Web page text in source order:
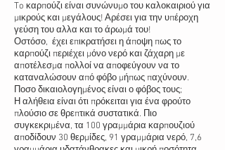
To καρπούζι είναι συνώνυμο του καλοκαιριού για
μικρούς και μεγάλους! Αρέσει για την υπέροχη
γεύση του αλλα και το άρωμά του!
Οστόσο, έχει επικρατήσει η άποψη πως το
καρπούζι περιέχει μόνο νερό και ζάχαρη με
αποτέλεσμα πολλοί να αποφεύγουν να το
καταναλώσουν από φόβο μήπως παχύνουν.
Ποσο δικαιολογημένος είναι ο φόβος τους;
Η αλήθεια είναι ότι πρόκειται για ένα φρούτο
πλούσιο σε θρεπτικά συστατικά. Πιο
συγκεκριμένα, τα 100 γραμμάρια καρπουζιού
αποδίδουν 30 θερμίδες, 91 γραμμάρια νερό, 7,6